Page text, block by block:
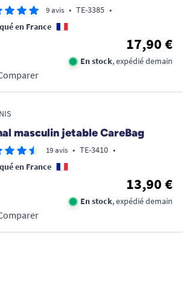
9 avis • TE-3385 •
en France
17,90 €
En stock, expédié demain
masculin jetable CareBag
19 avis • TE-3410 •
en France
13,90 €
En stock, expédié demain